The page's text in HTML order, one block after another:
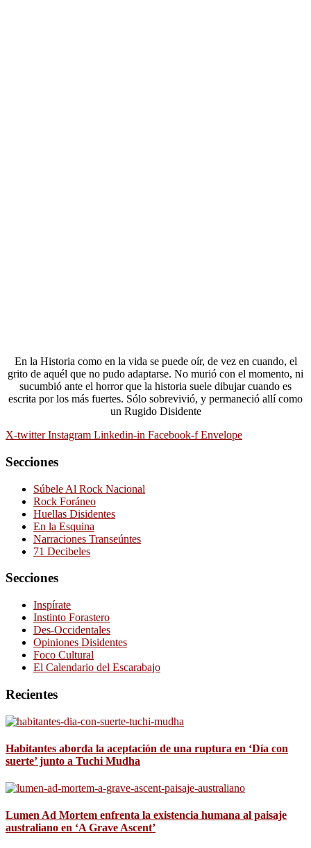
En la Historia como en la vida se puede oír, de vez en cuando, el
grito de aquél que no pudo adaptarse. No murió con el momento, ni
sucumbió ante el horror que la historia suele dibujar cuando es
escrita por los más fuertes. Sólo sobrevivió, y permaneció allí como
un Rugido Disidente
X-twitter Instagram Linkedin-in Facebook-f Envelope
Secciones
Súbele Al Rock Nacional
Rock Foráneo
Huellas Disidentes
En la Esquina
Narraciones Transeúntes
71 Decibeles
Secciones
Inspírate
Instinto Forastero
Des-Occidentales
Opiniones Disidentes
Foco Cultural
El Calendario del Escarabajo
Recientes
Habitantes aborda la aceptación de una ruptura en ‘Día con
suerte’ junto a Tuchi Mudha
Lumen Ad Mortem enfrenta la existencia humana al paisaje
australiano en ‘A Grave Ascent’